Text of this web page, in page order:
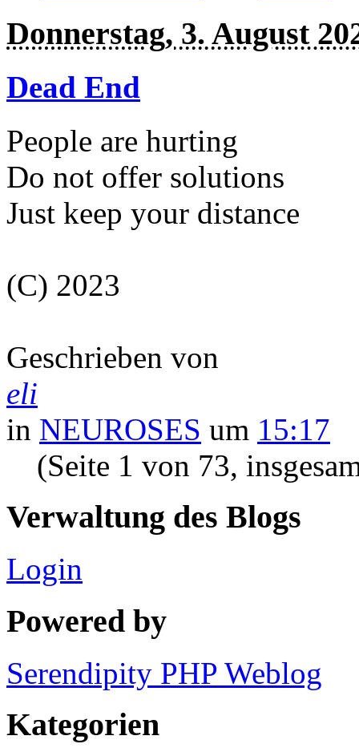
Donnerstag, 3. August
Dead End
People are hurting
Do not offer solutions
Just keep your distance
(C) 2023
Geschrieben von
eli
in NEUROSES um 15:17
(Seite 1 von 73,
Verwaltung des Blogs
Login
Powered by
Serendipity PHP Weblog
Kategorien